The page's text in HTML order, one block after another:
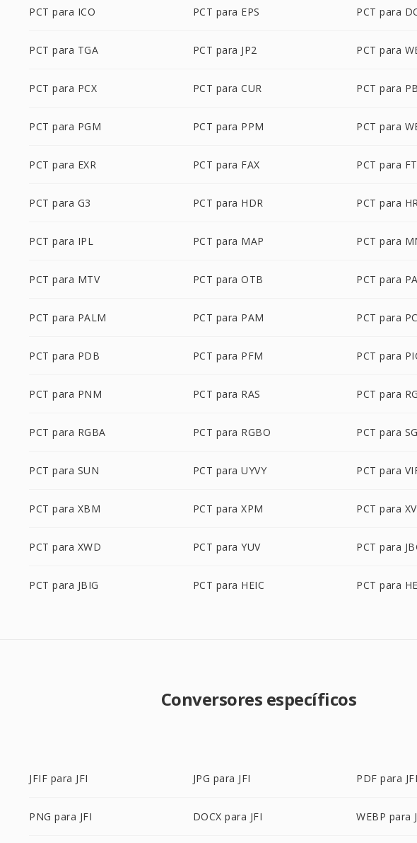
PCT para ICO PCT para EPS PCT para
PCT para TGA PCT para JP2 PCT para
PCT para PCX PCT para CUR PCT para
PCT para PGM PCT para PPM PCT para
PCT para EXR PCT para FAX PCT para
PCT para G3 PCT para HDR PCT para
PCT para IPL PCT para MAP PCT para
PCT para MTV PCT para OTB PCT para
PCT para PALM PCT para PAM PCT para
PCT para PDB PCT para PFM PCT para
PCT para PNM PCT para RAS PCT para
PCT para RGBA PCT para RGBO PCT para
PCT para SUN PCT para UYVY PCT para
PCT para XBM PCT para XPM PCT para XV
PCT para XWD PCT para YUV PCT para
PCT para JBIG PCT para HEIC PCT para
Conversores específicos
JFIF para JFI JPG para JFI PDF para
PNG para JFI DOCX para JFI WEBP para